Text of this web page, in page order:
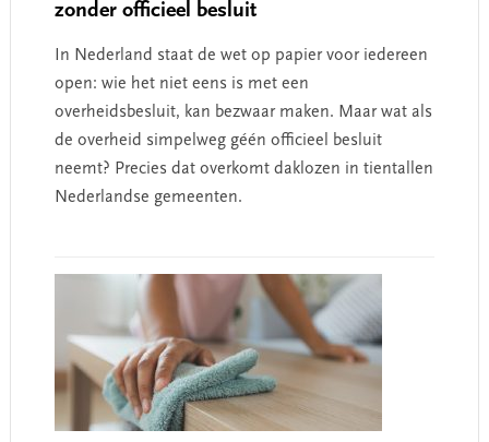
zonder officieel besluit
In Nederland staat de wet op papier voor iedereen
open: wie het niet eens is met een
overheidsbesluit, kan bezwaar maken. Maar wat als
de overheid simpelweg géén officieel besluit
neemt? Precies dat overkomt daklozen in tientallen
Nederlandse gemeenten.